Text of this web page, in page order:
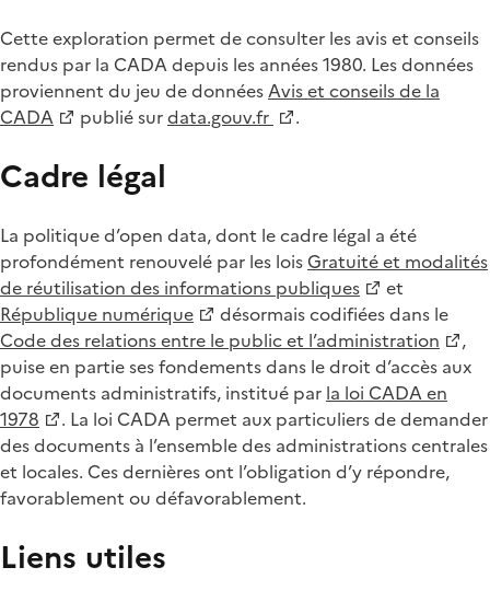
Cette exploration permet de consulter les avis et conseils
rendus par la CADA depuis les années 1980. Les données
proviennent du jeu de donnéesAvis et conseils de la
CADA
publié surdata.gouv.fr .
Cadre légal
La politique d’open data, dont le cadre légal a été
profondément renouvelé par les loisGratuité et modalités
de réutilisation des informations publiques
et
République numérique
désormais codifiées dans le
Code des relations entre le public et l’administration
,
puise en partie ses fondements dans le droit d’accès aux
documents administratifs, institué par la loi CADA en
1978
. La loi CADA permet aux particuliers de demander
des documents à l’ensemble des administrations centrales
et locales. Ces dernières ont l’obligation d’y répondre,
favorablement ou défavorablement.
Liens utiles